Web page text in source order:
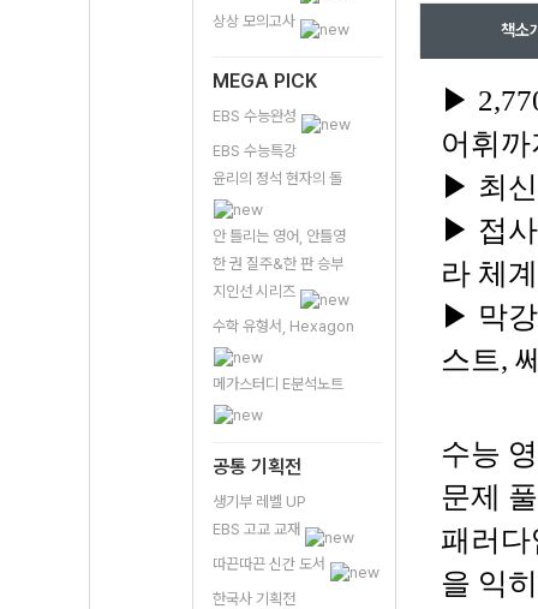
상상 모의고사
MEGA PICK
EBS 수능완성
EBS 수능특강
윤리의 정석 현자의 돌
안 틀리는 영어, 안틀영
한 권 질주&한 판 승부
지인선 시리즈
수학 유형서, Hexagon
메가스터디 E분석노트
공통 기획전
생기부 레벨 UP
EBS 고교 교재
따끈따끈 신간 도서
한국사 기획전
책소
▶
어휘
▶ 최
▶ 접
라 체
▶ 막
스트,
수능
문제
패러
을 익